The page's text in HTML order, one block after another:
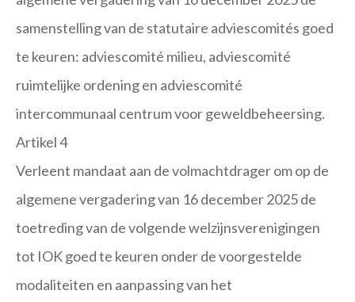
samenstelling van de statutaire adviescomités goed
te keuren: adviescomité milieu, adviescomité
ruimtelijke ordening en adviescomité
intercommunaal centrum voor geweldbeheersing.
Artikel 4
Verleent mandaat aan de volmachtdrager om op de
algemene vergadering van 16 december 2025 de
toetreding van de volgende welzijnsverenigingen
tot IOK goed te keuren onder de voorgestelde
modaliteiten en aanpassing van het